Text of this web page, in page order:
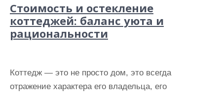
Стоимость и остекление
коттеджей: баланс уюта и
рациональности
Коттедж — это не просто дом, это всегда
отражение характера его владельца, его